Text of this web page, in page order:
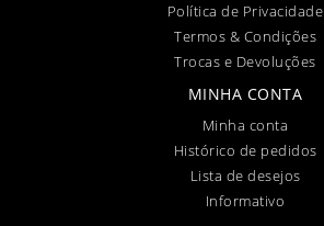
Política de Privacidade
Termos & Condições
Trocas e Devoluções
MINHA CONTA
Minha conta
Histórico de pedidos
Lista de desejos
Informativo